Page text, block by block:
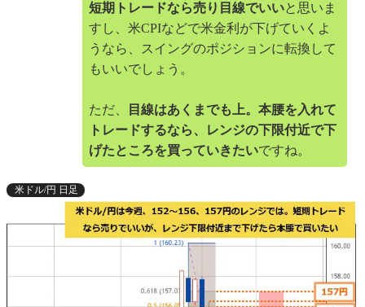
短期トレードなら売り目線でいいと思いま
すし、米CPIなどで米金利が下げていくよ
うなら、スイングのポジションに転換して
もいいでしょう。
ただ、
目線はあくまでも上。本腰を入れて
トレードするなら、レンジの下限付近で下
げたところを買っていきたいですね。
米ドル/円 日足